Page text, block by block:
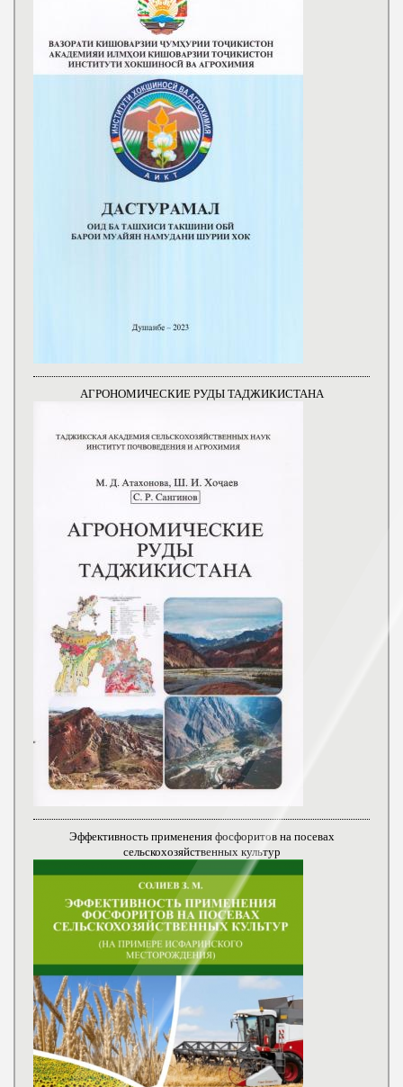
АГРОНОМИЧЕСКИЕ РУДЫ ТАДЖИКИСТАНА
Эффективность применения фосфоритов на посевах
сельскохозяйственных культур